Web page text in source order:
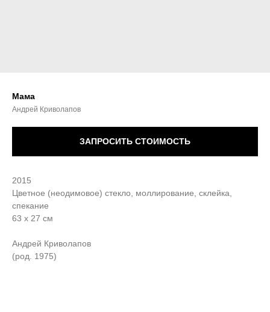
Мама
Андрей Криволапов
ЗАПРОСИТЬ СТОИМОСТЬ
2015
Цветное (неодимовое) стекло, моллирование, склейка,
спекание
63 х 27 см
Андрей Криволапов
(род. 1975)